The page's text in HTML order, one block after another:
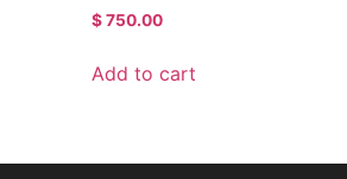
$750.00
Add to cart